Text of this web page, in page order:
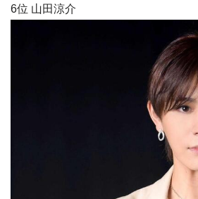
6位 山田涼介